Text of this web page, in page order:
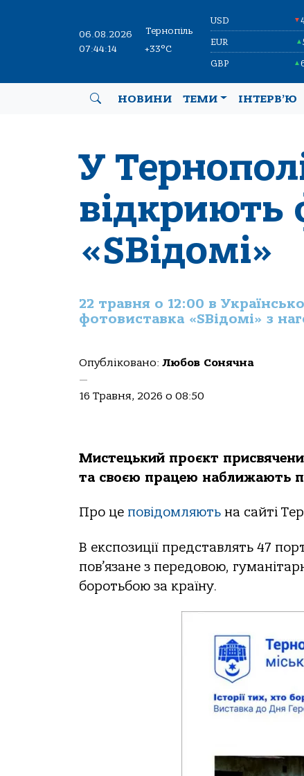
06.08.2026
07:44:14
Тернопіль
+33°C
USD ▼
EUR ▲
GBP ▲
НОВИНИ ТЕМИ ІНТЕРВ’Ю
У
відкриють
«SВідомі»
22 травня о 12:00 в
фотовиставка «SВідомі» з
Опубліковано: Любов Сонячна
—
16 Травня, 2026 о 08:50
Мистецький проєкт
та своєю працею наближають
Про це повідомляють на сайті
В експозиції представлять 47
пов’язане з передовою,
боротьбою за країну.